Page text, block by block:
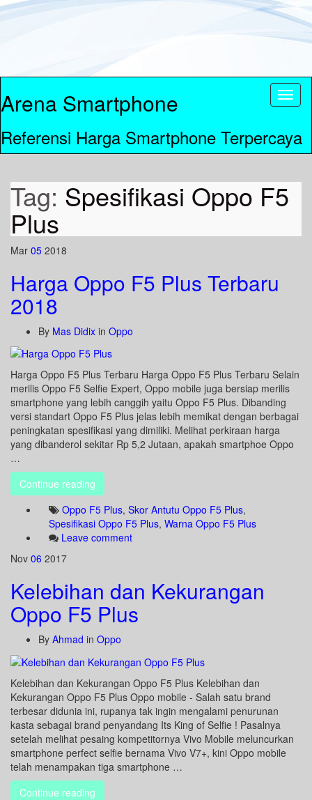
Arena Smartphone
Referensi Harga Smartphone Terpercaya
Tag: Spesifikasi Oppo F5
Plus
Mar 05 2018
Harga Oppo F5 Plus Terbaru
2018
By Mas Didix in Oppo
Harga Oppo F5 Plus Terbaru Harga Oppo F5 Plus Terbaru Selain
merilis Oppo F5 Selfie Expert, Oppo mobile juga bersiap merilis
smartphone yang lebih canggih yaitu Oppo F5 Plus. Dibanding
versi standart Oppo F5 Plus jelas lebih memikat dengan berbagai
peningkatan spesifikasi yang dimiliki. Melihat perkiraan harga
yang dibanderol sekitar Rp 5,2 Jutaan, apakah smartphoe Oppo
…
Continue reading
Oppo F5 Plus, Skor Antutu Oppo F5 Plus,
Spesifikasi Oppo F5 Plus, Warna Oppo F5 Plus
Leave comment
Nov 06 2017
Kelebihan dan Kekurangan
Oppo F5 Plus
By Ahmad in Oppo
Kelebihan dan Kekurangan Oppo F5 Plus Kelebihan dan
Kekurangan Oppo F5 Plus Oppo mobile - Salah satu brand
terbesar didunia ini, rupanya tak ingin mengalami penurunan
kasta sebagai brand penyandang Its King of Selfie ! Pasalnya
setelah melihat pesaing kompetitornya Vivo Mobile meluncurkan
smartphone perfect selfie bernama Vivo V7+, kini Oppo mobile
telah menampakan tiga smartphone …
Continue reading